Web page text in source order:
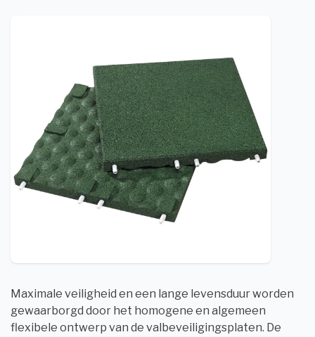
Maximale veiligheid en een lange levensduur worden
gewaarborgd door het homogene en algemeen
flexibele ontwerp van de valbeveiligingsplaten. De